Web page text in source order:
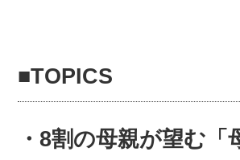
■TOPICS
・8割の母親が望む